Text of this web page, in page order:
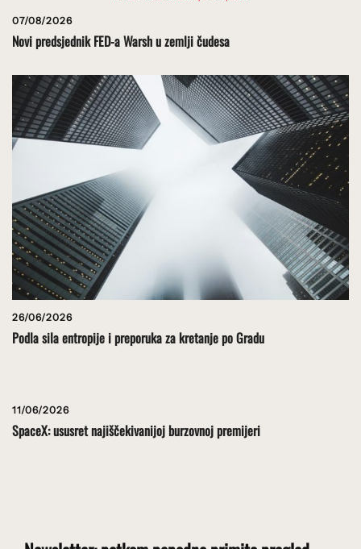
07/08/2026
Novi predsjednik FED-a Warsh u zemlji čudesa
26/06/2026
Podla sila entropije i preporuka za kretanje po Gradu
11/06/2026
SpaceX: ususret najiščekivanijoj burzovnoj premijeri